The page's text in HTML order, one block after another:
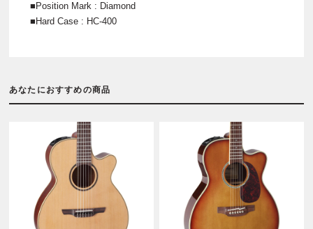
■Position Mark : Diamond
■Hard Case : HC-400
あなたにおすすめの商品